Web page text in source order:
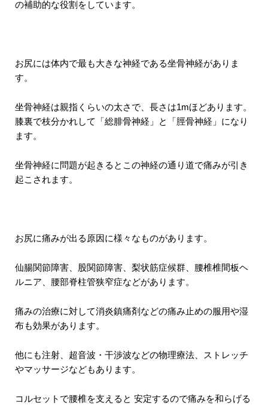
の補助的な役割をしています。
お尻には体内で最も大きな神経である坐骨神経がありま
す。
坐骨神経は親指くらいの太さで、長さは1mほどあります。
膝裏で枝分かれして「総腓骨神経」と「脛骨神経」になり
ます。
坐骨神経に問題が起きるとこの神経の通り道で痛みが引き
起こされます。
お尻に痛みが出る原因に様々なものがあります。
仙腸関節障害、股関節障害、梨状筋症候群、腰椎椎間板ヘ
ルニア、腰部脊柱管狭窄症などがあります。
痛みの治療に対して消炎鎮痛剤などの痛み止めの服用や湿
布も効果があります。
他にも注射、超音波・干渉波などの物理療法、ストレッチ
やマッサージなどもあります。
コルセットで腰椎を支えると 安定するので痛みを和らげる